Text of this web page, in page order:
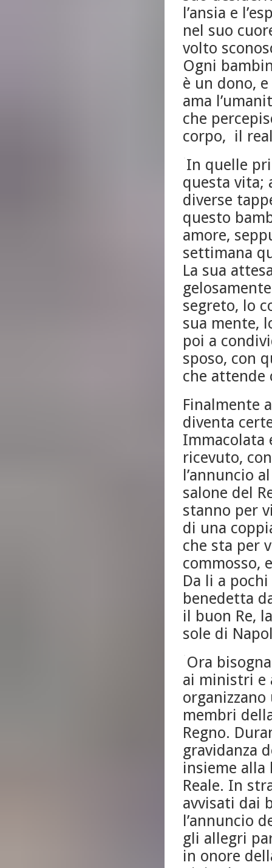
l’ansia e
nel suo
volto
Ogni
è un dono,
ama
che
corpo, il
In quelle
questa vita;
diverse
questo
amore,
settimana
La sua
segreto, lo
sua mente,
poi a
sposo, con
che attende
Finalmente
diventa
Immacolata
ricevuto,
l’annuncio
salone del
stanno per
di una
che sta per
commosso,
Da li a
benedetta
il buon Re,
sole di
Ora
ai ministri e
membri
Regno.
gravidanza
insieme alla
Reale. In
avvisati dai
l’annuncio
gli allegri
in onore